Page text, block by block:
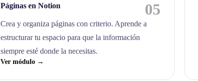
Páginas en Notion 05
Crea y organiza páginas con criterio. Aprende a
estructurar tu espacio para que la información
siempre esté donde la necesitas.
Ver módulo →